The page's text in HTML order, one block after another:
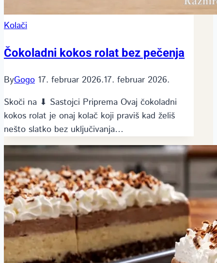
Kolači
Čokoladni kokos rolat bez pečenja
ByGogo 17. februar 2026.17. februar 2026.
Skoči na ⬇ Sastojci Priprema Ovaj čokoladni
kokos rolat je onaj kolač koji praviš kad želiš
nešto slatko bez uključivanja…